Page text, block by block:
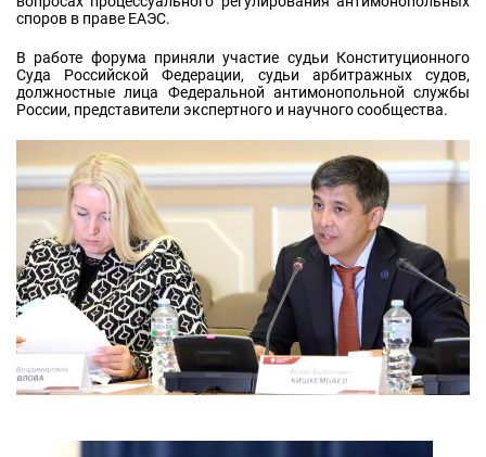
споров в праве ЕАЭС.
В работе форума приняли участие судьи Конституционного
Cуда Российской Федерации, судьи арбитражных судов,
должностные лица Федеральной антимонопольной службы
России, представители экспертного и научного сообщества.